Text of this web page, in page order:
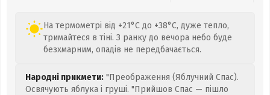
На термометрі від +21°C до +38°C, дуже тепло,
тримайтеся в тіні. З ранку до вечора небо буде
безхмарним, опадів не передбачається.
Народні прикмети: "Преображення (Яблучний Спас).
Освячують яблука і груші. "Прийшов Спас — пішло